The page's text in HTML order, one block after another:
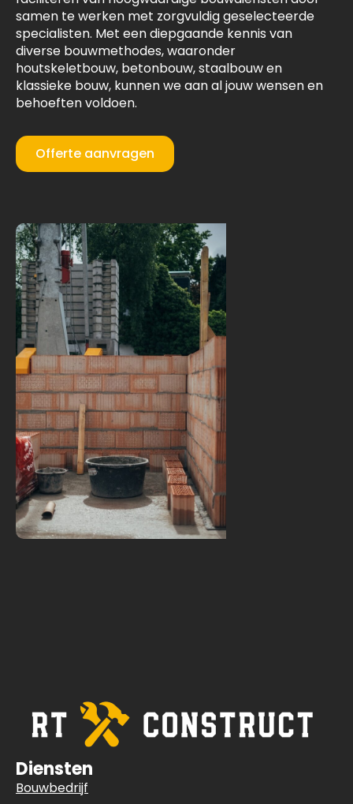
samen te werken met zorgvuldig geselecteerde
specialisten. Met een diepgaande kennis van
diverse bouwmethodes, waaronder
houtskeletbouw, betonbouw, staalbouw en
klassieke bouw, kunnen we aan al jouw wensen en
behoeften voldoen.
Offerte aanvragen
Diensten
Bouwbedrijf